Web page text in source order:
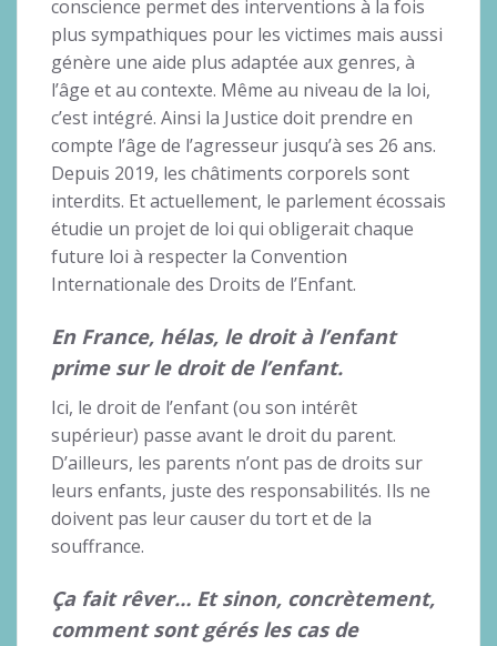
conscience permet des interventions à la fois
plus sympathiques pour les victimes mais aussi
génère une aide plus adaptée aux genres, à
l’âge et au contexte. Même au niveau de la loi,
c’est intégré. Ainsi la Justice doit prendre en
compte l’âge de l’agresseur jusqu’à ses 26 ans.
Depuis 2019, les châtiments corporels sont
interdits. Et actuellement, le parlement écossais
étudie un projet de loi qui obligerait chaque
future loi à respecter la Convention
Internationale des Droits de l’Enfant.
En France, hélas, le droit à l’enfant
prime sur le droit de l’enfant.
Ici, le droit de l’enfant (ou son intérêt
supérieur) passe avant le droit du parent.
D’ailleurs, les parents n’ont pas de droits sur
leurs enfants, juste des responsabilités. Ils ne
doivent pas leur causer du tort et de la
souffrance.
Ça fait rêver… Et sinon, concrètement,
comment sont gérés les cas de